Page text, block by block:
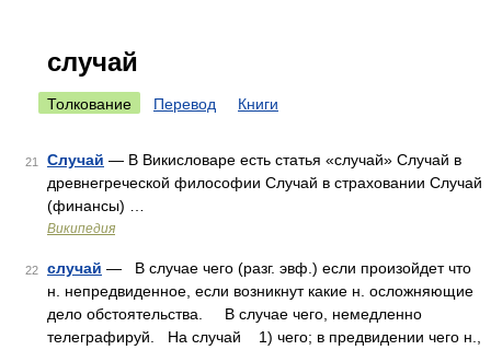
случай
Толкование Перевод Книги
21 Случай — В Викисловаре есть статья «случай» Случай в
древнегреческой философии Случай в страховании Случай
(финансы) …
Википедия
22 случай — В случае чего (разг. эвф.) если произойдет что
н. непредвиденное, если возникнут какие н. осложняющие
дело обстоятельства. В случае чего, немедленно
телеграфируй. На случай 1) чего; в предвидении чего н.,